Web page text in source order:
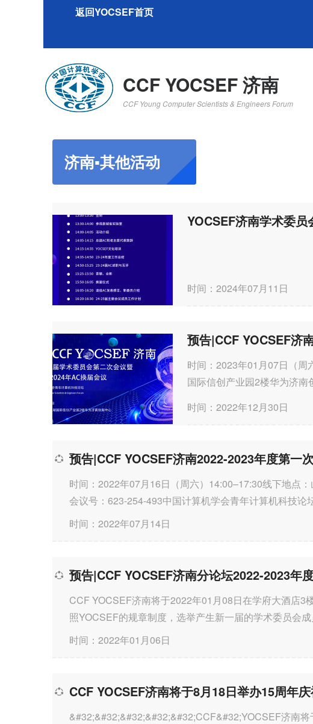
返回YOCSEF首页
CCF YOCSEF 济南
CCF Young Computer Scientists & Engineers Forum
济南▪其他活动
时间：2024年07月11日
预告|CCF YOCSEF济
时间：2023年01月07日（周
国际信创产业园2楼华为济
时间：2022年12月30日
预告|CCF YOCSEF济南2022-2023年度第一
时间：2022年07月16日（周六）14:00–17:30线下地点
会议号：623-254-493中国计算机学会青年计算机科技论
（
时间：2022年07月14日
预告|CCF YOCSEF济南分论坛2022-2023年
CCF YOCSEF济南将于2022年01月08日在学府大酒店
照YOCSEF的规章制度，选举产生新一届的学术委员会
各...
时间：2022年01月06日
CCF YOCSEF济南将于8月18日举办15周年
&#32;&#32;&#32;&#32;&#32;CCF&#32;YOCSEF济南